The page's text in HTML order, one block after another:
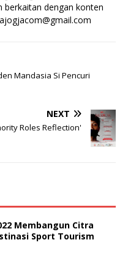
dengan konten
Mandasia Si Pencuri
NEXT
Roles Reflection'
Membangun Citra
Sport Tourism